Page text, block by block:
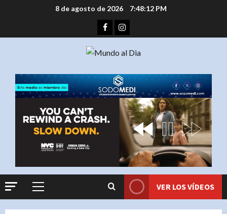
8 de agosto de 2026 7:48:12 PM
FacebookInstagram
Menú
VER LOS VÍDEOS